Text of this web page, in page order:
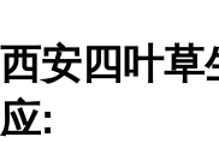
西安四叶草
应: